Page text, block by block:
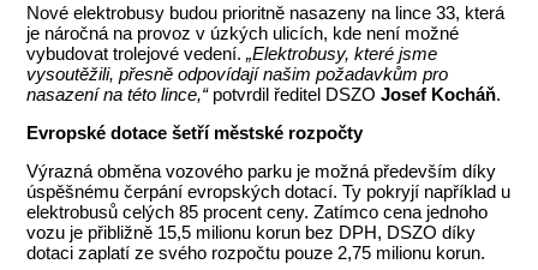
Nové elektrobusy budou prioritně nasazeny na lince 33, která
je náročná na provoz v úzkých ulicích, kde není možné
vybudovat trolejové vedení.„Elektrobusy, které jsme
vysoutěžili, přesně odpovídají našim požadavkům pro
nasazení na této lince,“potvrdil ředitel DSZOJosef Kocháň.
Evropské dotace šetří městské rozpočty
Výrazná obměna vozového parku je možná především díky
úspěšnému čerpání evropských dotací. Ty pokryjí například u
elektrobusů celých 85 procent ceny. Zatímco cena jednoho
vozu je přibližně 15,5 milionu korun bez DPH, DSZO díky
dotaci zaplatí ze svého rozpočtu pouze 2,75 milionu korun.